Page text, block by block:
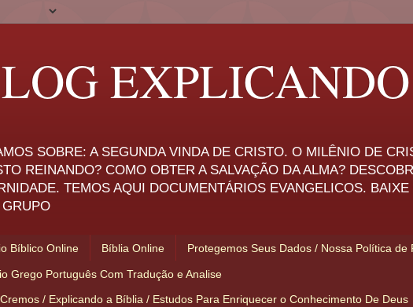
SOBRE: A SEGUNDA VINDA DE CRISTO. O MILÊNIO DE
REINANDO? COMO OBTER A SALVAÇÃO DA ALMA?
TEMOS AQUI DOCUMENTÁRIOS EVANGELICOS.
Bíblico Online Bíblia Online Protegemos Seus Dados / Nossa Política de
Grego Português Com Tradução e Analise
/ Explicando a Bíblia / Estudos Para Enriquecer o Conhecimento De Deus